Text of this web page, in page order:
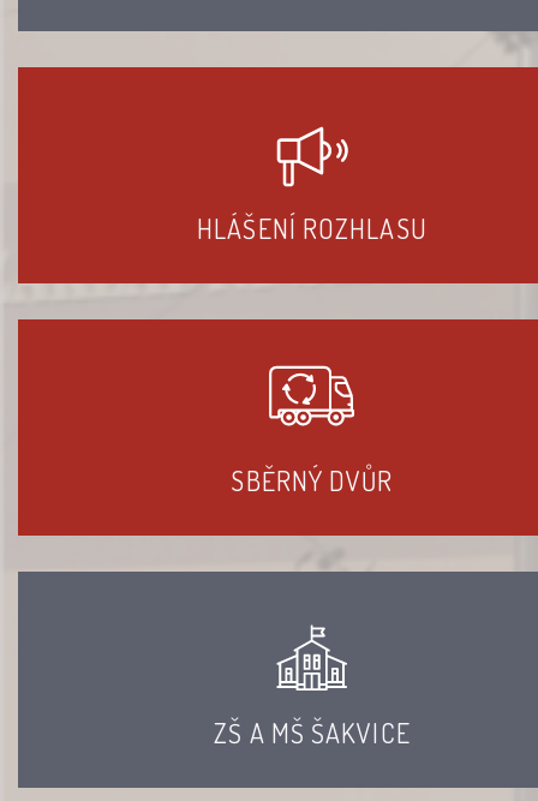
HLÁŠENÍ ROZHLASU
SBĚRNÝ DVŮR
ZŠ A MŠ ŠAKVICE